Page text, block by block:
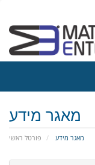
מאגר מידע
פורטל ראשי מאגר מידע